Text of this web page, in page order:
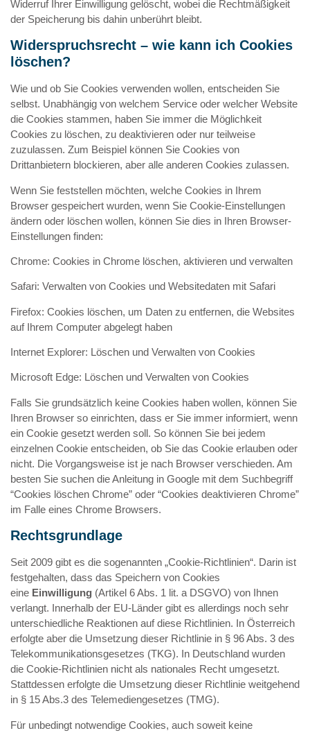
Widerruf Ihrer Einwilligung gelöscht, wobei die Rechtmäßigkeit
der Speicherung bis dahin unberührt bleibt.
Widerspruchsrecht – wie kann ich Cookies
löschen?
Wie und ob Sie Cookies verwenden wollen, entscheiden Sie
selbst. Unabhängig von welchem Service oder welcher Website
die Cookies stammen, haben Sie immer die Möglichkeit
Cookies zu löschen, zu deaktivieren oder nur teilweise
zuzulassen. Zum Beispiel können Sie Cookies von
Drittanbietern blockieren, aber alle anderen Cookies zulassen.
Wenn Sie feststellen möchten, welche Cookies in Ihrem
Browser gespeichert wurden, wenn Sie Cookie-Einstellungen
ändern oder löschen wollen, können Sie dies in Ihren Browser-
Einstellungen finden:
Chrome: Cookies in Chrome löschen, aktivieren und verwalten
Safari: Verwalten von Cookies und Websitedaten mit Safari
Firefox: Cookies löschen, um Daten zu entfernen, die Websites
auf Ihrem Computer abgelegt haben
Internet Explorer: Löschen und Verwalten von Cookies
Microsoft Edge: Löschen und Verwalten von Cookies
Falls Sie grundsätzlich keine Cookies haben wollen, können Sie
Ihren Browser so einrichten, dass er Sie immer informiert, wenn
ein Cookie gesetzt werden soll. So können Sie bei jedem
einzelnen Cookie entscheiden, ob Sie das Cookie erlauben oder
nicht. Die Vorgangsweise ist je nach Browser verschieden. Am
besten Sie suchen die Anleitung in Google mit dem Suchbegriff
“Cookies löschen Chrome” oder “Cookies deaktivieren Chrome”
im Falle eines Chrome Browsers.
Rechtsgrundlage
Seit 2009 gibt es die sogenannten „Cookie-Richtlinien“. Darin ist
festgehalten, dass das Speichern von Cookies
eine Einwilligung (Artikel 6 Abs. 1 lit. a DSGVO) von Ihnen
verlangt. Innerhalb der EU-Länder gibt es allerdings noch sehr
unterschiedliche Reaktionen auf diese Richtlinien. In Österreich
erfolgte aber die Umsetzung dieser Richtlinie in § 96 Abs. 3 des
Telekommunikationsgesetzes (TKG). In Deutschland wurden
die Cookie-Richtlinien nicht als nationales Recht umgesetzt.
Stattdessen erfolgte die Umsetzung dieser Richtlinie weitgehend
in § 15 Abs.3 des Telemediengesetzes (TMG).
Für unbedingt notwendige Cookies, auch soweit keine